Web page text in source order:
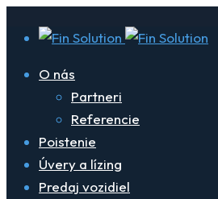
O nás
Partneri
Referencie
Poistenie
Úvery a lízing
Predaj vozidiel